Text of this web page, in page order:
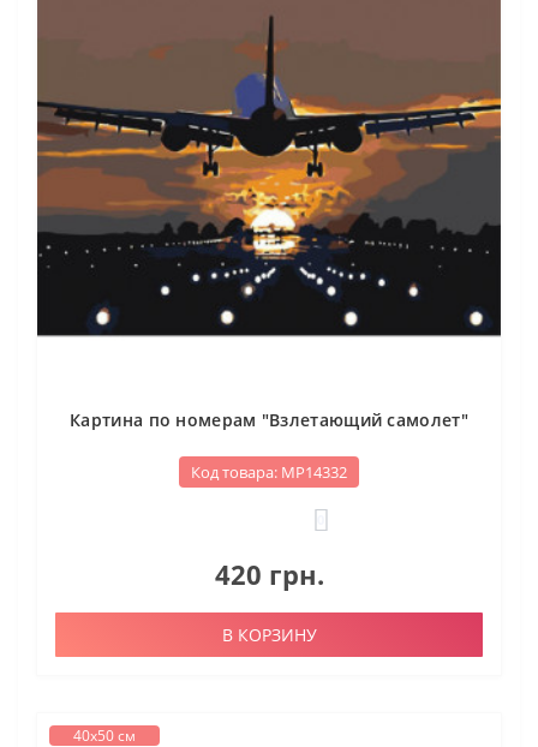
Картина по номерам "Взлетающий самолет"
Код товара: МР14332
420 грн.
В КОРЗИНУ
40х50 см